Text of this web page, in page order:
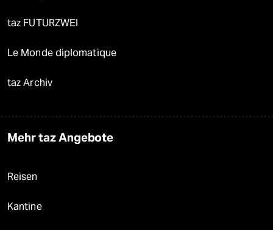
taz FUTURZWEI
Le Monde diplomatique
taz Archiv
Mehr taz Angebote
Reisen
Kantine